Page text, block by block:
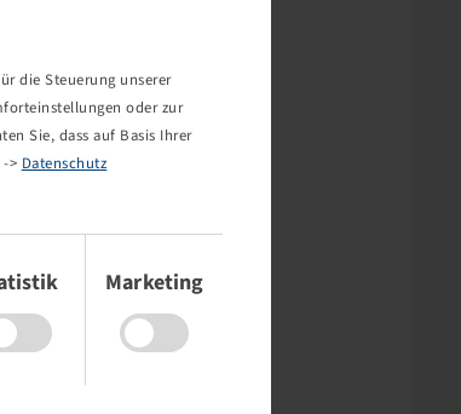
die Steuerung unserer
oder zur
Sie, dass auf Basis Ihrer
> Datenschutz
Marketing
oder